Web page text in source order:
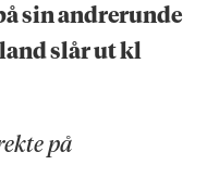
sin andrerunde
slår ut kl
på